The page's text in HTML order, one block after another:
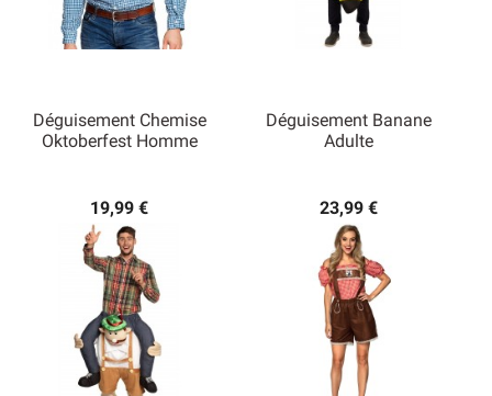
Déguisement Chemise
Oktoberfest Homme
19,99 €
Déguisement Banane
Adulte
23,99 €